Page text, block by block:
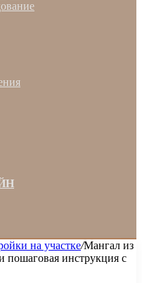
на участке/Мангал из
пошаговая инструкция с